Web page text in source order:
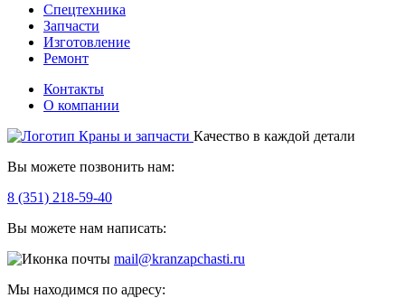
Спецтехника
Запчасти
Изготовление
Ремонт
Контакты
О компании
Качество в каждой детали
Вы можете позвонить нам:
8 (351) 218-59-40
Вы можете нам написать:
mail@kranzapchasti.ru
Мы находимся по адресу: